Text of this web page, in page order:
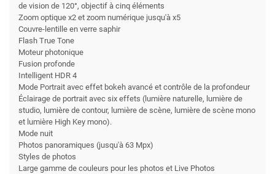
de vision de 120°, objectif à cinq éléments
Zoom optique x2 et zoom numérique jusqu'à x5
Couvre-lentille en verre saphir
Flash True Tone
Moteur photonique
Fusion profonde
Intelligent HDR 4
Mode Portrait avec effet bokeh avancé et contrôle de la profondeur
Éclairage de portrait avec six effets (lumière naturelle, lumière de
studio, lumière de contour, lumière de scène, lumière de scène mono
et lumière High Key mono).
Mode nuit
Photos panoramiques (jusqu'à 63 Mpx)
Styles de photos
Large gamme de couleurs pour les photos et Live Photos